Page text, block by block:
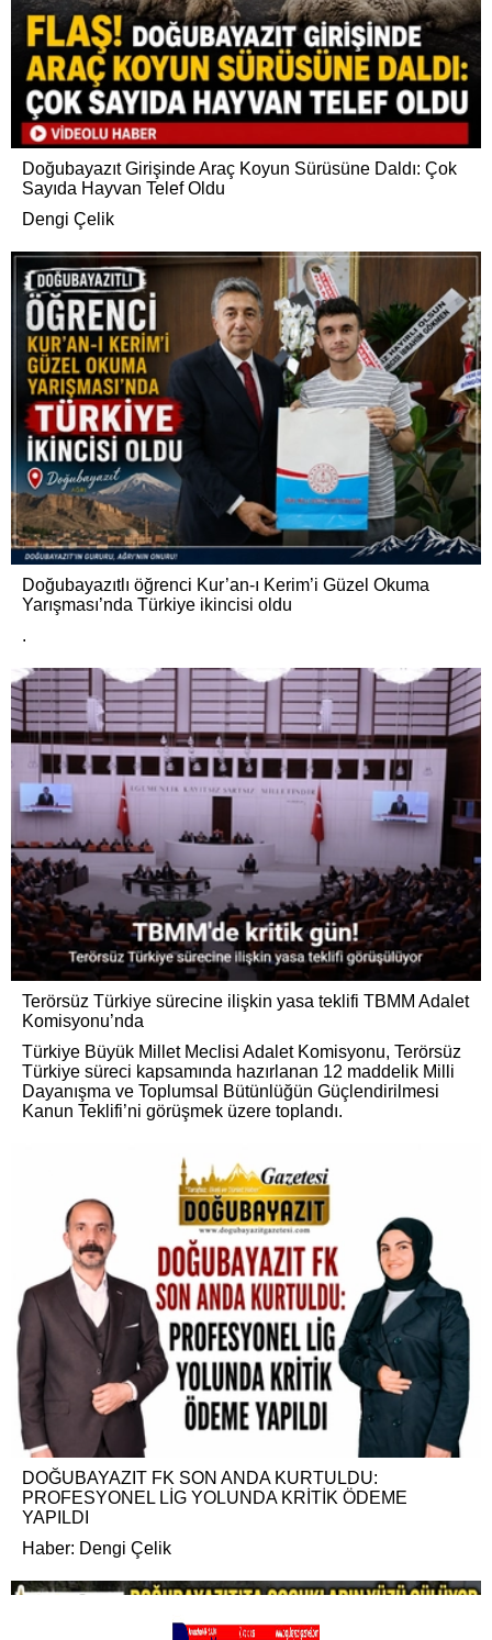
Doğubayazıt Girişinde Araç Koyun Sürüsüne Daldı: Çok
Sayıda Hayvan Telef Oldu
Dengi Çelik
Doğubayazıtlı öğrenci Kur’an-ı Kerim’i Güzel Okuma
Yarışması’nda Türkiye ikincisi oldu
.
Terörsüz Türkiye sürecine ilişkin yasa teklifi TBMM Adalet
Komisyonu’nda
Türkiye Büyük Millet Meclisi Adalet Komisyonu, Terörsüz
Türkiye süreci kapsamında hazırlanan 12 maddelik Milli
Dayanışma ve Toplumsal Bütünlüğün Güçlendirilmesi
Kanun Teklifi’ni görüşmek üzere toplandı.
DOĞUBAYAZIT FK SON ANDA KURTULDU:
PROFESYONEL LİG YOLUNDA KRİTİK ÖDEME
YAPILDI
Haber: Dengi Çelik